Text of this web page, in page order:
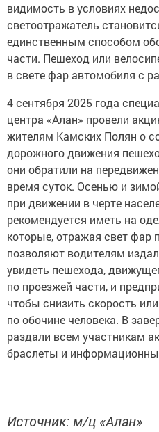
видимость в условиях
светоотражатель
единственным способом
части. Пешеход или
в свете фар автомобиля с
4 сентября 2025 года
центра «Алан» провели
жителям Камских Полян о
дорожного движения
они обратили на
время суток. Осенью и
при движении в черте
рекомендуется иметь на
которые, отражая свет фар
позволяют водителям
увидеть пешехода,
по проезжей части, и
чтобы снизить скорость
по обочине человека. В
раздали всем участникам
браслеты и
Источник: м/ц «Алан»